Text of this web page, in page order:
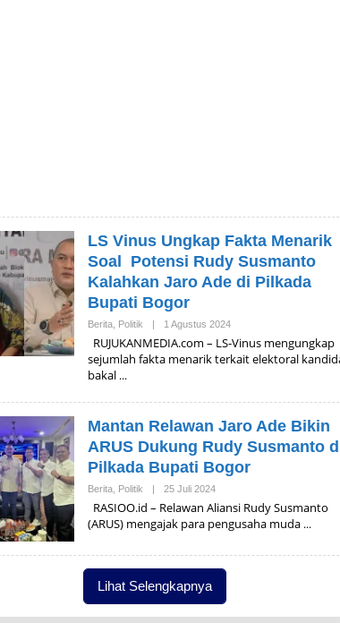
LS Vinus Ungkap Fakta Menarik
Soal Potensi Rudy Susmanto
Kalahkan Jaro Ade di Pilkada
Bupati Bogor
Berita, Politik | 1 Agustus 2024O
E
H
N
RUJUKANMEDIA.com – LS-Vinus mengungkap
sejumlah fakta menarik terkait elektoral
bakal
Mantan Relawan Jaro Ade Bikin
ARUS Dukung Rudy Susmanto
Pilkada Bupati Bogor
Berita, Politik | 25 Juli 2024O
L
E
H
RASIOO.id – Relawan Aliansi Rudy Susmanto
(ARUS) mengajak para pengusaha muda
Lihat Selengkapnya